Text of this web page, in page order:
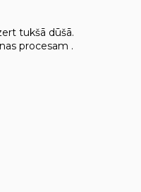
tukšā dūšā.
procesam .